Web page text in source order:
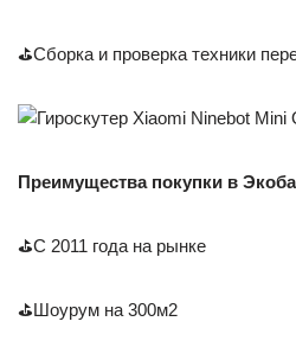
⛳Сборка и проверка техники
Преимущества покупки в
⛳С 2011 года на рынке
⛳Шоурум на 300м2